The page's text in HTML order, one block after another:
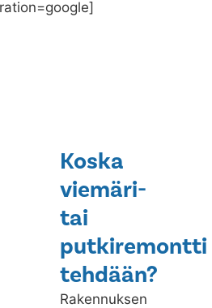
Koska
viemäri-
tai
putkiremontti
tehdään?
Rakennuksen